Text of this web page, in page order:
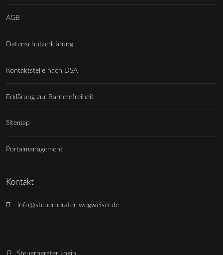
AGB
Datenschutzerklärung
Kontaktstelle nach DSA
Erklärung zur Barrierefreiheit
Sitemap
Portalmanagement
Kontakt
info@steuerberater-wegweiser.de
Steuerberater Login